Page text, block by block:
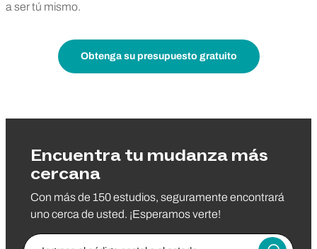
a ser tú mismo.
Obtenga su presupuesto gratuito
Encuentra tu mudanza más
cercana
Con más de 150 estudios, seguramente encontrará
uno cerca de usted. ¡Esperamos verte!
Ingrese el código postal o el estado